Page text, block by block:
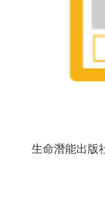
生命潛能出版